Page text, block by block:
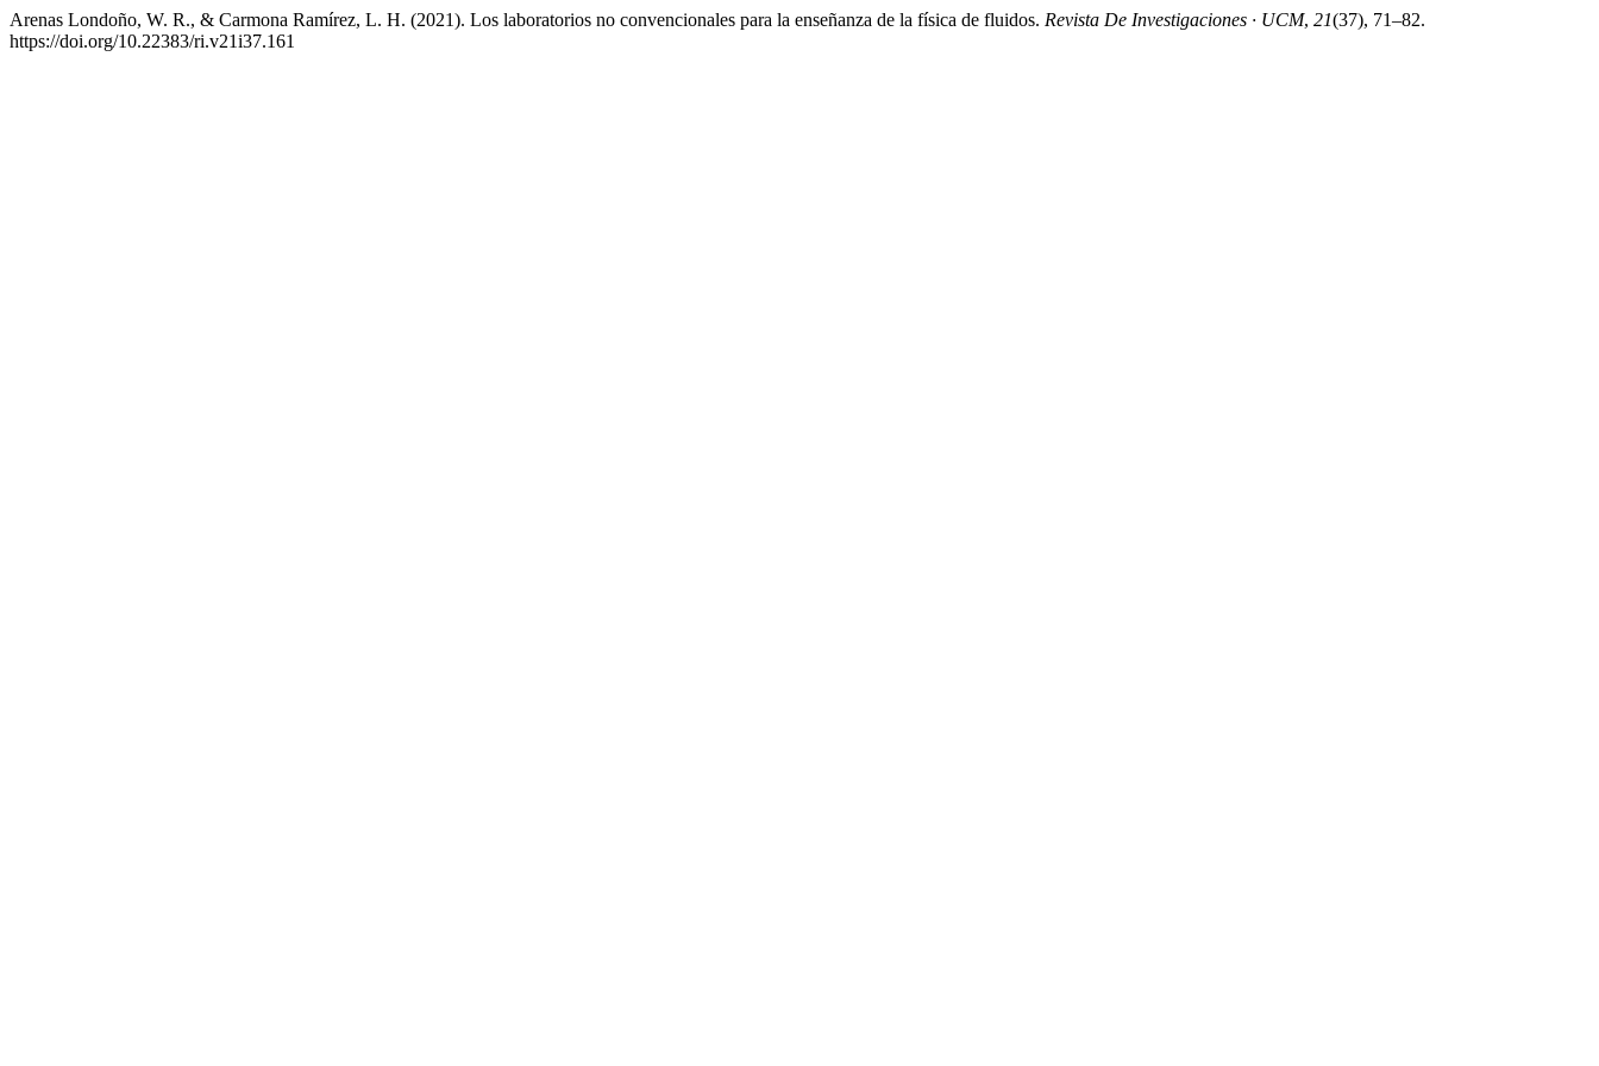
Arenas Londoño, W. R., & Carmona Ramírez, L. H. (2021). Los laboratorios no convencionales para la enseñanza de la física de fluidos. Revista De Investigaciones · UCM, 21(37), 71–82.
https://doi.org/10.22383/ri.v21i37.161